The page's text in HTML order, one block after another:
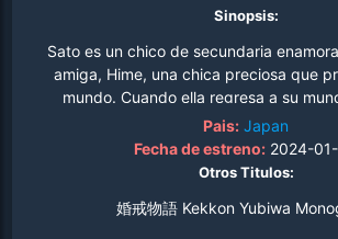
Sinopsis:
Sato es un chico de secundaria
amiga, Hime, una chica preciosa que
mundo. Cuando ella regresa a su
casarse, no se lo piensa dos veces: la
tierra la boda. Cuando Hime le besa,
en el nuevo nuevo, pero lo que él no
destinado a ser el Rey del Anillo, un
Pais: Japan
Fecha de estreno: 2024-
Otros Titulos:
婚戒物語 Kekkon Yubiwa